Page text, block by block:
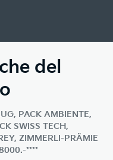
del
PACK AMBIENTE,
SWISS TECH,
ZIMMERLI-PRÄMIE
****